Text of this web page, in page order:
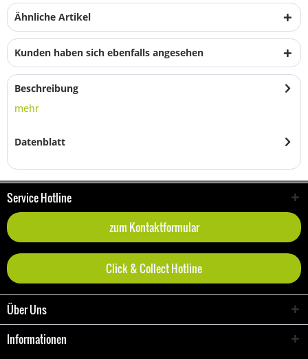
Ähnliche Artikel
Kunden haben sich ebenfalls angesehen
Beschreibung
mehr
Datenblatt
Service Hotline
zum Kontaktformular
Click & Collect Hotline
Über Uns
Informationen